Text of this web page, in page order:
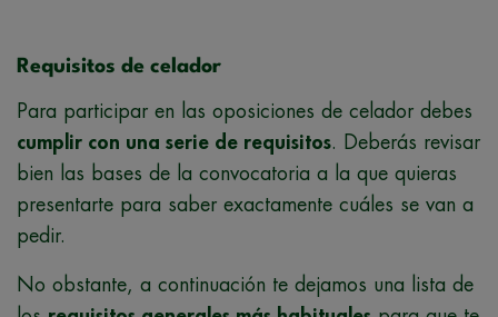
Requisitos de celador
Para participar en las oposiciones de celador debes
cumplir con una serie de requisitos. Deberás revisar
bien las bases de la convocatoria a la que quieras
presentarte para saber exactamente cuáles se van a
pedir.
No obstante, a continuación te dejamos una lista de